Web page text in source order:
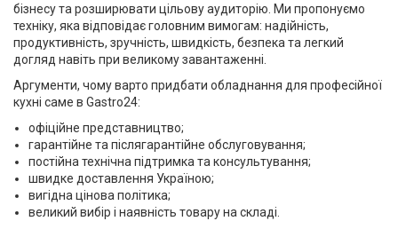
бізнесу та розширювати цільову аудиторію. Ми пропонуємо
техніку, яка відповідає головним вимогам: надійність,
продуктивність, зручність, швидкість, безпека та легкий
догляд навіть при великому завантаженні.
Аргументи, чому варто придбати обладнання для професійної
кухні саме в Gastro24:
офіційне представництво;
гарантійне та післягарантійне обслуговування;
постійна технічна підтримка та консультування;
швидке доставлення Україною;
вигідна цінова політика;
великий вибір і наявність товару на складі.